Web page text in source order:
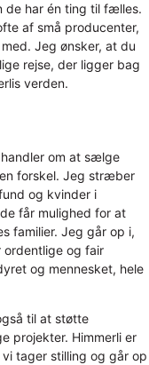
de har én ting til fælles.
af små producenter,
Jeg ønsker, at du
rejse, der ligger bag
verden.
om at sælge
forskel. Jeg stræber
og kvinder i
får mulighed for at
familier. Jeg går op i,
og fair
og mennesket, hele
til at støtte
projekter. Himmerli er
tager stilling og går op